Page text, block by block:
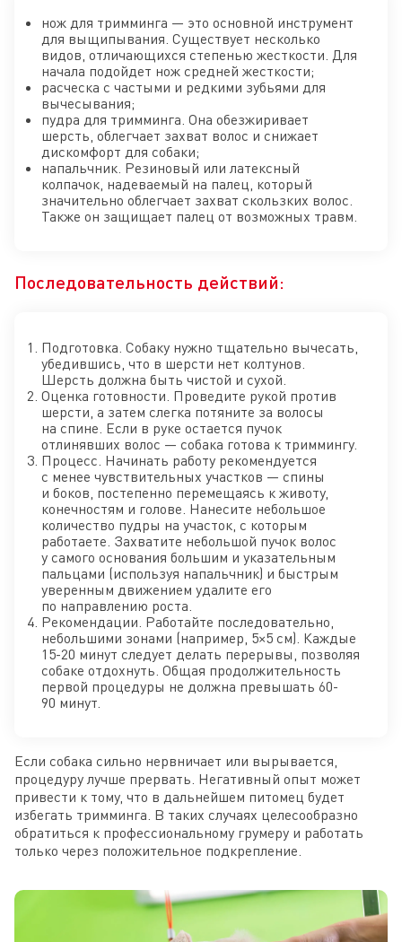
нож для тримминга — это основной инструмент
для выщипывания. Существует несколько
видов, отличающихся степенью жесткости. Для
начала подойдет нож средней жесткости;
расческа с частыми и редкими зубьями для
вычесывания;
пудра для тримминга. Она обезжиривает
шерсть, облегчает захват волос и снижает
дискомфорт для собаки;
напальчник. Резиновый или латексный
колпачок, надеваемый на палец, который
значительно облегчает захват скользких волос.
Также он защищает палец от возможных травм.
Последовательность действий:
Подготовка. Собаку нужно тщательно вычесать,
убедившись, что в шерсти нет колтунов.
Шерсть должна быть чистой и сухой.
Оценка готовности. Проведите рукой против
шерсти, а затем слегка потяните за волосы
на спине. Если в руке остается пучок
отлинявших волос — собака готова к триммингу.
Процесс. Начинать работу рекомендуется
с менее чувствительных участков — спины
и боков, постепенно перемещаясь к животу,
конечностям и голове. Нанесите небольшое
количество пудры на участок, с которым
работаете. Захватите небольшой пучок волос
у самого основания большим и указательным
пальцами (используя напальчник) и быстрым
уверенным движением удалите его
по направлению роста.
Рекомендации. Работайте последовательно,
небольшими зонами (например, 5×5 см). Каждые
15-20 минут следует делать перерывы, позволяя
собаке отдохнуть. Общая продолжительность
первой процедуры не должна превышать 60-
90 минут.
Если собака сильно нервничает или вырывается,
процедуру лучше прервать. Негативный опыт может
привести к тому, что в дальнейшем питомец будет
избегать тримминга. В таких случаях целесообразно
обратиться к профессиональному грумеру и работать
только через положительное подкрепление.